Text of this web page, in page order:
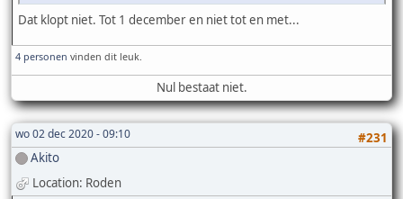
Dat klopt niet. Tot 1 december en niet tot en met...
4 personen vinden dit leuk.
Nul bestaat niet.
wo 02 dec 2020 - 09:10
#231
Akito
Location: Roden